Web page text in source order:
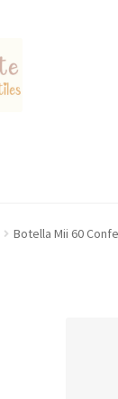
Botella Mii 60